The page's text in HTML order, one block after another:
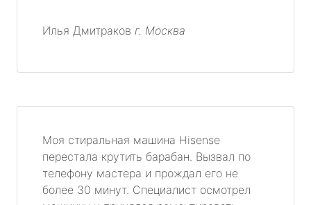
Илья Дмитраков г. Москва
Моя стиральная машина Hisense
перестала крутить барабан. Вызвал по
телефону мастера и прождал его не
более 30 минут. Специалист осмотрел